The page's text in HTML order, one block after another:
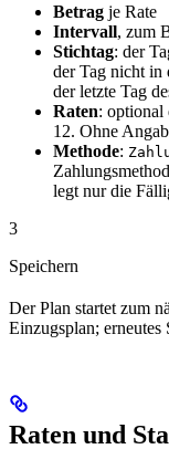
Betrag je Rate
Intervall, zum
Stichtag: der
der Tag nicht in
der letzte Tag
Raten: optional
12. Ohne
Methode:
legt nur die
3
Speichern
Der Plan startet zum
Einzugsplan;
Raten und